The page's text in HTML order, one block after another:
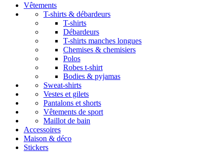
Vêtements
T-shirts & débardeurs
T-shirts
Débardeurs
T-shirts manches longues
Chemises & chemisiers
Polos
Robes t-shirt
Bodies & pyjamas
Sweat-shirts
Vestes et gilets
Pantalons et shorts
Vêtements de sport
Maillot de bain
Accessoires
Maison & déco
Stickers